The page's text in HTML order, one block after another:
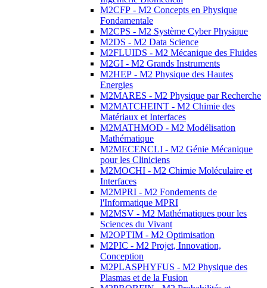
M2CFP - M2 Concepts en Physique
Fondamentale
M2CPS - M2 Système Cyber Physique
M2DS - M2 Data Science
M2FLUIDS - M2 Mécanique des Fluides
M2GI - M2 Grands Instruments
M2HEP - M2 Physique des Hautes
Energies
M2MARES - M2 Physique par Recherche
M2MATCHEINT - M2 Chimie des
Matériaux et Interfaces
M2MATHMOD - M2 Modélisation
Mathématique
M2MECENCLI - M2 Génie Mécanique
pour les Cliniciens
M2MOCHI - M2 Chimie Moléculaire et
Interfaces
M2MPRI - M2 Fondements de
l'Informatique MPRI
M2MSV - M2 Mathématiques pour les
Sciences du Vivant
M2OPTIM - M2 Optimisation
M2PIC - M2 Projet, Innovation,
Conception
M2PLASPHYFUS - M2 Physique des
Plasmas et de la Fusion